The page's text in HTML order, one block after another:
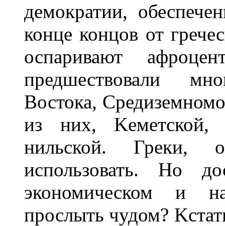
демократии,
конце концов от
оспаривают
предшествовали
Востока,
из них, Kеметской,
нильской. Греки,
использовать. Но
экономическом и
прослыть чудом?